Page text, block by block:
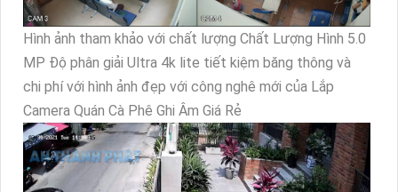
Hình ảnh tham khảo với chất lượng Chất Lượng Hình 5.0
MP Độ phân giải Ultra 4k lite tiết kiệm băng thông và
chi phí với hình ảnh đẹp với công nghê mới của Lắp
Camera Quán Cà Phê Ghi Âm Giá Rẻ